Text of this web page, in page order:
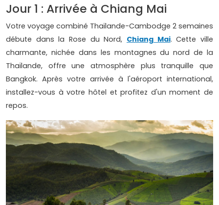
Jour 1 : Arrivée à Chiang Mai
Votre voyage combiné Thaïlande-Cambodge 2 semaines
débute dans la Rose du Nord, Chiang Mai. Cette ville
charmante, nichée dans les montagnes du nord de la
Thaïlande, offre une atmosphère plus tranquille que
Bangkok. Après votre arrivée à l'aéroport international,
installez-vous à votre hôtel et profitez d'un moment de
repos.